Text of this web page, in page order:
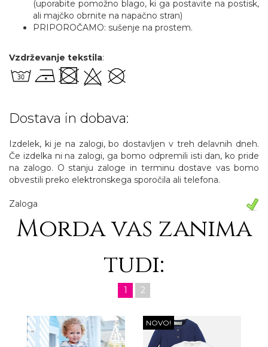
(uporabite pomožno blago, ki ga postavite na postisk,
ali majčko obrnite na napačno stran)
PRIPOROČAMO: sušenje na prostem.
Vzdrževanje tekstila:
Dostava in dobava:
Izdelek, ki je na zalogi, bo dostavljen v treh delavnih dneh.
Če izdelka ni na zalogi, ga bomo odpremili isti dan, ko pride
na zalogo. O stanju zaloge in terminu dostave vas bomo
obvestili preko elektronskega sporočila ali telefona.
Zaloga
Morda vas zanima
tudi:
1 2
NOVO!